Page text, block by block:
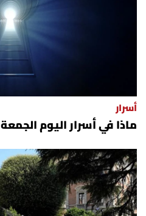
أسرار
ماذا في أسرار اليوم الجمعة 07-08-2026؟